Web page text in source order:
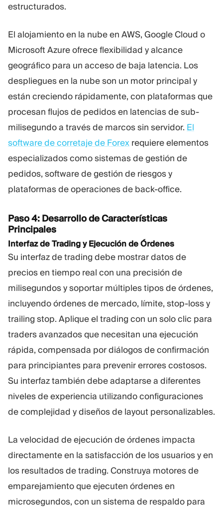
estructurados.
El alojamiento en la nube en AWS, Google Cloud o
Microsoft Azure ofrece flexibilidad y alcance
geográfico para un acceso de baja latencia. Los
despliegues en la nube son un motor principal y
están creciendo rápidamente, con plataformas que
procesan flujos de pedidos en latencias de sub-
milisegundo a través de marcos sin servidor. El
software de corretaje de Forex requiere elementos
especializados como sistemas de gestión de
pedidos, software de gestión de riesgos y
plataformas de operaciones de back-office.
Paso 4: Desarrollo de Características
Principales
Interfaz de Trading y Ejecución de Órdenes
Su interfaz de trading debe mostrar datos de
precios en tiempo real con una precisión de
milisegundos y soportar múltiples tipos de órdenes,
incluyendo órdenes de mercado, límite, stop-loss y
trailing stop. Aplique el trading con un solo clic para
traders avanzados que necesitan una ejecución
rápida, compensada por diálogos de confirmación
para principiantes para prevenir errores costosos.
Su interfaz también debe adaptarse a diferentes
niveles de experiencia utilizando configuraciones
de complejidad y diseños de layout personalizables.
La velocidad de ejecución de órdenes impacta
directamente en la satisfacción de los usuarios y en
los resultados de trading. Construya motores de
emparejamiento que ejecuten órdenes en
microsegundos, con un sistema de respaldo para